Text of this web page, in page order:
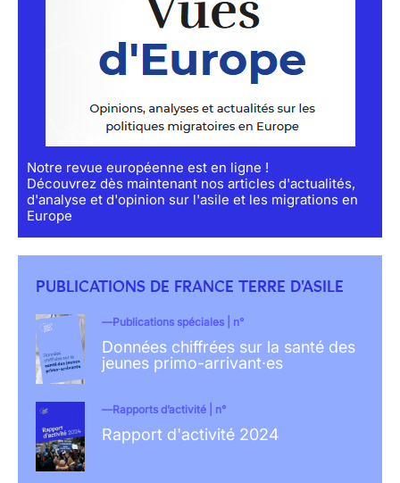
Notre revue européenne est en ligne !
Découvrez dès maintenant nos articles d'actualités,
d'analyse et d'opinion sur l'asile et les migrations en
Europe
PUBLICATIONS DE FRANCE TERRE D'ASILE
Publications spéciales | n°
Données chiffrées sur la santé des
jeunes primo-arrivant·es
Rapports d’activité | n°
Rapport d'activité 2024